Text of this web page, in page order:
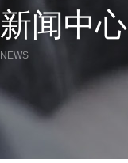
新闻中心
NEWS